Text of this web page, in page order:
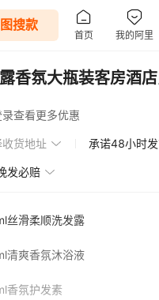
香氛大瓶装客房酒
录查看更多优惠
收货地址 承诺48小时
发必赔
丝滑柔顺洗发露
清爽香氛沐浴液
香氛护发素